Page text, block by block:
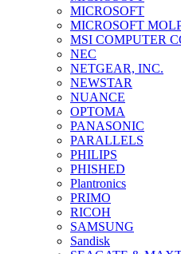
MICROSOFT
MICROSOFT
MSI COMPUTER
NEC
NETGEAR, INC.
NEWSTAR
NUANCE
OPTOMA
PANASONIC
PARALLELS
PHILIPS
PHISHED
Plantronics
PRIMO
RICOH
SAMSUNG
Sandisk